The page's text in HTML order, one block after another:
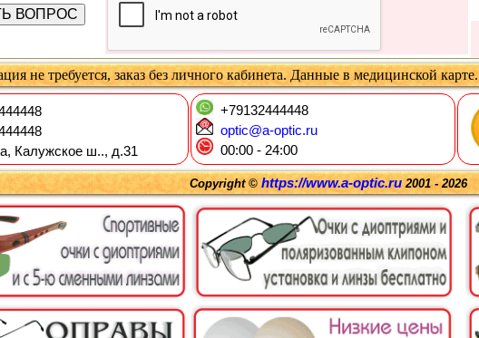
не требуется, заказ без личного кабинета. Данные в медицинской карте.
Калужское ш.., д.31
+79132444448
optic@a-optic.ru
00:00 - 24:00
Copyright © https://www.a-optic.ru 2001 - 2026